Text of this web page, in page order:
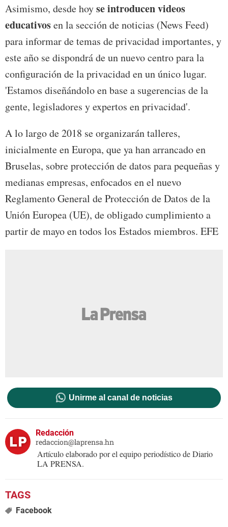
Asimismo, desde hoyse introducen videos
educativosen la sección de noticias (News Feed)
para informar de temas de privacidad importantes, y
este año se dispondrá de un nuevo centro para la
configuración de la privacidad en un único lugar.
'Estamos diseñándolo en base a sugerencias de la
gente, legisladores y expertos en privacidad'.
A lo largo de 2018 se organizarán talleres,
inicialmente en Europa, que ya han arrancado en
Bruselas, sobre protección de datos para pequeñas y
medianas empresas, enfocados en el nuevo
Reglamento General de Protección de Datos de la
Unión Europea (UE), de obligado cumplimiento a
partir de mayo en todos los Estados miembros. EFE
Unirme al canal de noticias
Redacción
redaccion@laprensa.hn
Artículo elaborado por el equipo periodístico de Diario
LA PRENSA.
Facebook